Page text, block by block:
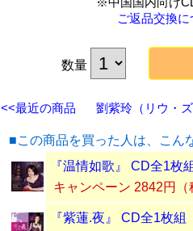
ご返品交換
数量
<<最近の商品 劉紫玲（リウ・
■この商品を買った人は、こん
『温情如歌』 CD全1枚
キャンペーン 2842円（
『紫蓮.夜』 CD全1枚組